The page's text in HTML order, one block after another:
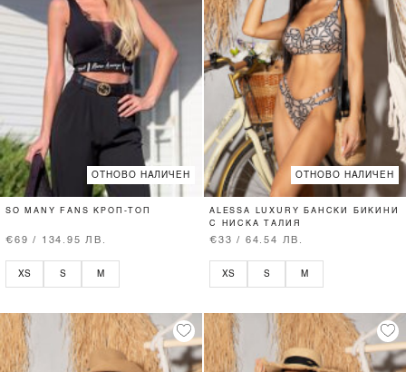
ОТНОВО НАЛИЧЕН
SO MANY FANS КРОП-ТОП
€69 / 134.95 ЛВ.
XS S M
ОТНОВО НАЛИЧЕН
ALESSA LUXURY БАНСКИ БИКИНИ
С НИСКА ТАЛИЯ
€33 / 64.54 ЛВ.
XS S M